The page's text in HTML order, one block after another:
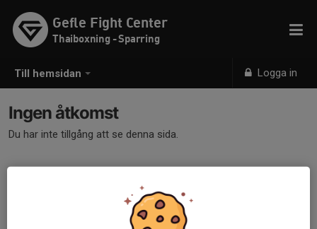
Till hemsidan Logga in
Gefle Fight Center
Thaiboxning - Sparring
Ingen åtkomst
Du har inte tillgång att se denna sida.